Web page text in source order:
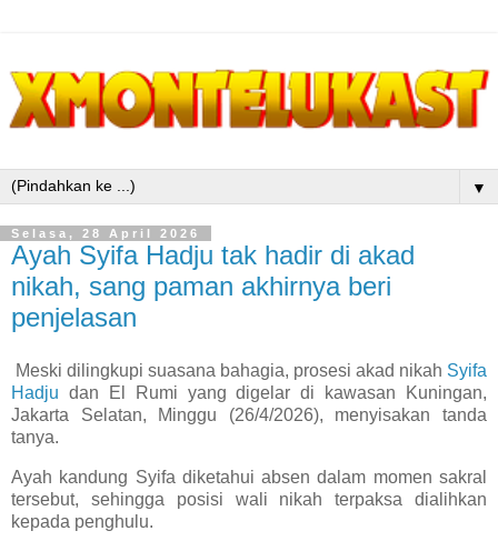
▼
Selasa, 28 April 2026
Ayah Syifa Hadju tak hadir di akad
nikah, sang paman akhirnya beri
penjelasan
Meski dilingkupi suasana bahagia, prosesi akad nikah Syifa
Hadju dan El Rumi yang digelar di kawasan Kuningan,
Jakarta Selatan, Minggu (26/4/2026), menyisakan tanda
tanya.
Ayah kandung Syifa diketahui absen dalam momen sakral
tersebut, sehingga posisi wali nikah terpaksa dialihkan
kepada penghulu.